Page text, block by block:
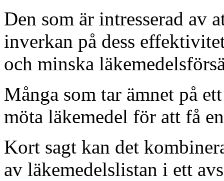
Den som är intresserad av
inverkan på dess
och minska
Många som tar ämnet på
möta läkemedel för att få
Kort sagt kan det
av läkemedelslistan i ett